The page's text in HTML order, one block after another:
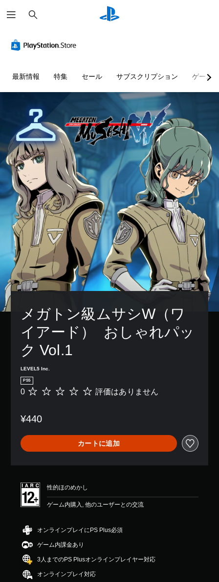
索
最新情報 特集 セール サブスクリプション ゲーム
メガトン級ムサシW（ワ
イアード）  おしゃれパッ
ク Vol.1
LEVEL5 Inc.
PS5
評
あ
ま
せ
ん
0 評価はありません
¥440
カートに追加
性的ほのめかし
ゲーム内購入, 他のユーザーとの交流
オンラインプレイにPS Plus必須
ゲーム内課金あり
3人までのPS Plusオンラインプレイヤー対応
オンラインプレイ対応